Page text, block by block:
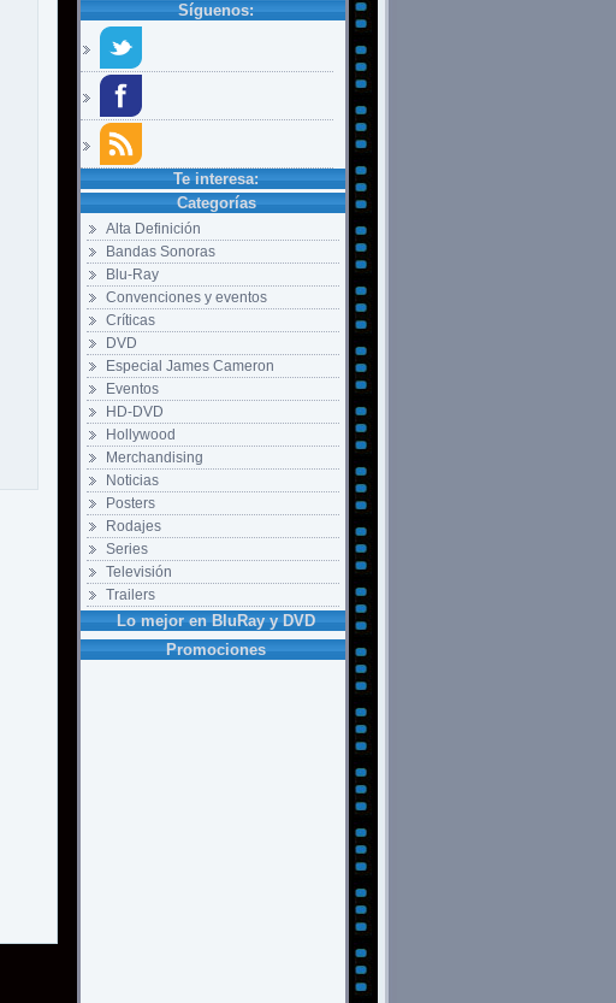
Síguenos:
Te interesa:
Categorías
Alta Definición
Bandas Sonoras
Blu-Ray
Convenciones y eventos
Críticas
DVD
Especial James Cameron
Eventos
HD-DVD
Hollywood
Merchandising
Noticias
Posters
Rodajes
Series
Televisión
Trailers
Lo mejor en BluRay y DVD
Promociones